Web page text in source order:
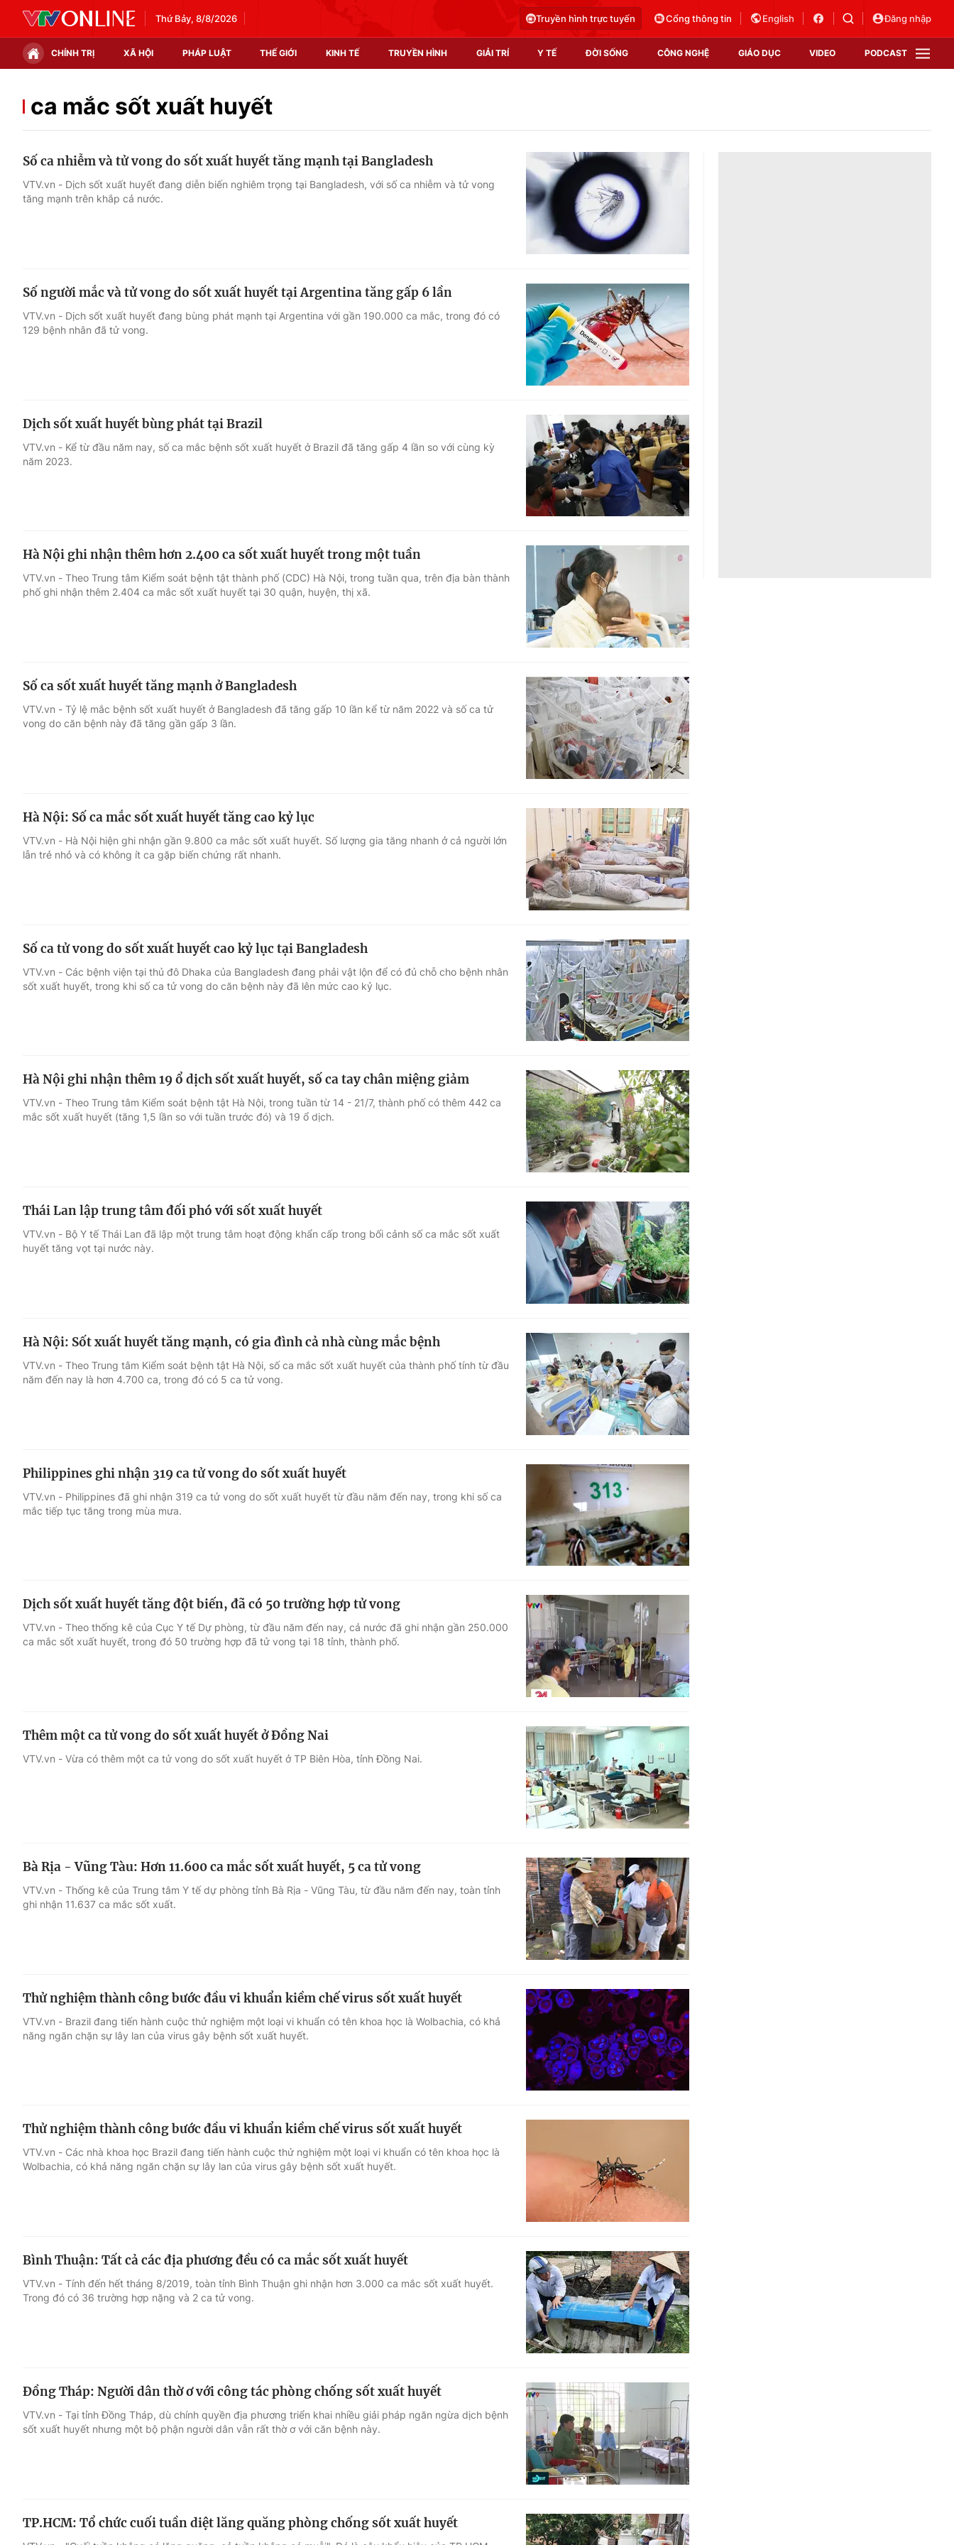
Thứ Bảy, 8/8/2026 Truyền hình trực tuyến Cổng thông tin English Đăng nhập
CHÍNH TRỊ XÃ HỘI PHÁP LUẬT THẾ GIỚI KINH TẾ TRUYỀN HÌNH GIẢI TRÍ Y TẾ ĐỜI SỐNG CÔNG NGHỆ GIÁO DỤC VIDEO PODCAST
Xã hội
Thế giới đó đây
Giải sao mai
Video
Shorts video
Podcast
EMagazine
Photo
Infographic
Góc ảnh
Điện ảnh
Âm nhạc
Sao
Làm đẹp
Học trực tuyến
Công nghệ
Hitech Công nghệ tương lai
Sản phẩm
Thị trường
Tư vấn
VTV Sức khoẻ
ca mắc sốt xuất huyết
Số ca nhiễm và tử vong do sốt xuất huyết tăng mạnh tại Bangladesh
VTV.vn - Dịch sốt xuất huyết đang diễn biến nghiêm trọng tại Bangladesh, với số ca nhiễm và tử vong
tăng mạnh trên khắp cả nước.
Số người mắc và tử vong do sốt xuất huyết tại Argentina tăng gấp 6 lần
VTV.vn - Dịch sốt xuất huyết đang bùng phát mạnh tại Argentina với gần 190.000 ca mắc, trong đó có
129 bệnh nhân đã tử vong.
Dịch sốt xuất huyết bùng phát tại Brazil
VTV.vn - Kể từ đầu năm nay, số ca mắc bệnh sốt xuất huyết ở Brazil đã tăng gấp 4 lần so với cùng kỳ
năm 2023.
Hà Nội ghi nhận thêm hơn 2.400 ca sốt xuất huyết trong một tuần
VTV.vn - Theo Trung tâm Kiểm soát bệnh tật thành phố (CDC) Hà Nội, trong tuần qua, trên địa bàn thành
phố ghi nhận thêm 2.404 ca mắc sốt xuất huyết tại 30 quận, huyện, thị xã.
Số ca sốt xuất huyết tăng mạnh ở Bangladesh
VTV.vn - Tỷ lệ mắc bệnh sốt xuất huyết ở Bangladesh đã tăng gấp 10 lần kể từ năm 2022 và số ca tử
vong do căn bệnh này đã tăng gần gấp 3 lần.
Hà Nội: Số ca mắc sốt xuất huyết tăng cao kỷ lục
VTV.vn - Hà Nội hiện ghi nhận gần 9.800 ca mắc sốt xuất huyết. Số lượng gia tăng nhanh ở cả người lớn
lẫn trẻ nhỏ và có không ít ca gặp biến chứng rất nhanh.
Số ca tử vong do sốt xuất huyết cao kỷ lục tại Bangladesh
VTV.vn - Các bệnh viện tại thủ đô Dhaka của Bangladesh đang phải vật lộn để có đủ chỗ cho bệnh nhân
sốt xuất huyết, trong khi số ca tử vong do căn bệnh này đã lên mức cao kỷ lục.
Hà Nội ghi nhận thêm 19 ổ dịch sốt xuất huyết, số ca tay chân miệng giảm
VTV.vn - Theo Trung tâm Kiểm soát bệnh tật Hà Nội, trong tuần từ 14 - 21/7, thành phố có thêm 442 ca
mắc sốt xuất huyết (tăng 1,5 lần so với tuần trước đó) và 19 ổ dịch.
Thái Lan lập trung tâm đối phó với sốt xuất huyết
VTV.vn - Bộ Y tế Thái Lan đã lập một trung tâm hoạt động khẩn cấp trong bối cảnh số ca mắc sốt xuất
huyết tăng vọt tại nước này.
Hà Nội: Sốt xuất huyết tăng mạnh, có gia đình cả nhà cùng mắc bệnh
VTV.vn - Theo Trung tâm Kiểm soát bệnh tật Hà Nội, số ca mắc sốt xuất huyết của thành phố tính từ đầu
năm đến nay là hơn 4.700 ca, trong đó có 5 ca tử vong.
Philippines ghi nhận 319 ca tử vong do sốt xuất huyết
VTV.vn - Philippines đã ghi nhận 319 ca tử vong do sốt xuất huyết từ đầu năm đến nay, trong khi số ca
mắc tiếp tục tăng trong mùa mưa.
Dịch sốt xuất huyết tăng đột biến, đã có 50 trường hợp tử vong
VTV.vn - Theo thống kê của Cục Y tế Dự phòng, từ đầu năm đến nay, cả nước đã ghi nhận gần 250.000
ca mắc sốt xuất huyết, trong đó 50 trường hợp đã tử vong tại 18 tỉnh, thành phố.
Thêm một ca tử vong do sốt xuất huyết ở Đồng Nai
VTV.vn - Vừa có thêm một ca tử vong do sốt xuất huyết ở TP Biên Hòa, tỉnh Đồng Nai.
Bà Rịa - Vũng Tàu: Hơn 11.600 ca mắc sốt xuất huyết, 5 ca tử vong
VTV.vn - Thống kê của Trung tâm Y tế dự phòng tỉnh Bà Rịa - Vũng Tàu, từ đầu năm đến nay, toàn tỉnh
ghi nhận 11.637 ca mắc sốt xuất.
Thử nghiệm thành công bước đầu vi khuẩn kiềm chế virus sốt xuất huyết
VTV.vn - Brazil đang tiến hành cuộc thử nghiệm một loại vi khuẩn có tên khoa học là Wolbachia, có khả
năng ngăn chặn sự lây lan của virus gây bệnh sốt xuất huyết.
Thử nghiệm thành công bước đầu vi khuẩn kiềm chế virus sốt xuất huyết
VTV.vn - Các nhà khoa học Brazil đang tiến hành cuộc thử nghiệm một loại vi khuẩn có tên khoa học là
Wolbachia, có khả năng ngăn chặn sự lây lan của virus gây bệnh sốt xuất huyết.
Bình Thuận: Tất cả các địa phương đều có ca mắc sốt xuất huyết
VTV.vn - Tính đến hết tháng 8/2019, toàn tỉnh Bình Thuận ghi nhận hơn 3.000 ca mắc sốt xuất huyết.
Trong đó có 36 trường hợp nặng và 2 ca tử vong.
Đồng Tháp: Người dân thờ ơ với công tác phòng chống sốt xuất huyết
VTV.vn - Tại tỉnh Đồng Tháp, dù chính quyền địa phương triển khai nhiều giải pháp ngăn ngừa dịch bệnh
sốt xuất huyết nhưng một bộ phận người dân vẫn rất thờ ơ với căn bệnh này.
TP.HCM: Tổ chức cuối tuần diệt lăng quăng phòng chống sốt xuất huyết